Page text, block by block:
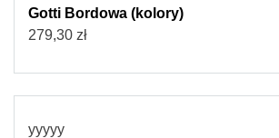
Gotti Bordowa (kolory)
279,30 zł
yyyyy